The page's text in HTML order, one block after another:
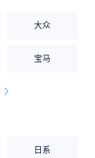
大众
宝马
日系